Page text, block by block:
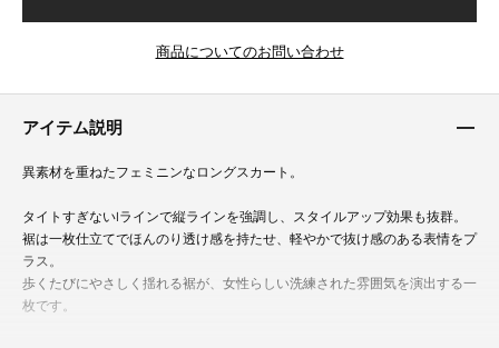
商品についてのお問い合わせ
アイテム説明
異素材を重ねたフェミニンなロングスカート。
タイトすぎないIラインで縦ラインを強調し、スタイルアップ効果も抜群。
裾は一枚仕立てでほんのり透け感を持たせ、軽やかで抜け感のある表情をプ
ラス。
歩くたびにやさしく揺れる裾が、女性らしい洗練された雰囲気を演出する一
枚です。